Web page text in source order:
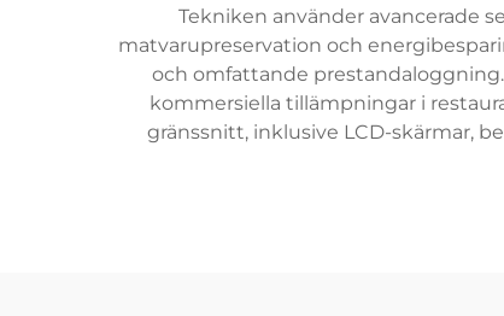
Tekniken använder avancerade
matvarupreservation och
och omfattande
kommersiella tillämpningar i
gränssnitt, inklusive LCD-skärmar,